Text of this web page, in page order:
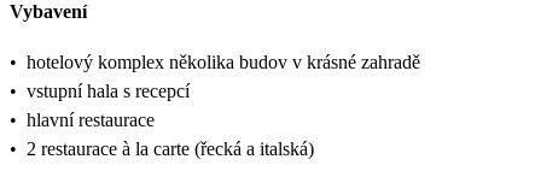
Vybavení
• hotelový komplex několika budov v krásné zahradě
• vstupní hala s recepcí
• hlavní restaurace
• 2 restaurace à la carte (řecká a italská)